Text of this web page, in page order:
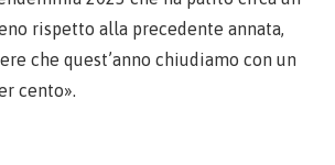
rispetto alla precedente annata,
che quest’anno chiudiamo con un
cento».